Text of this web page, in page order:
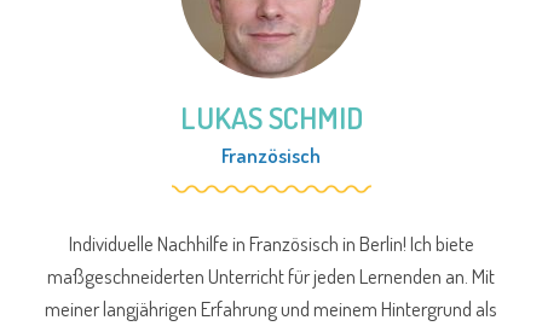
LUKAS SCHMID
Französisch
Individuelle Nachhilfe in Französisch in Berlin! Ich biete
maßgeschneiderten Unterricht für jeden Lernenden an. Mit
meiner langjährigen Erfahrung und meinem Hintergrund als